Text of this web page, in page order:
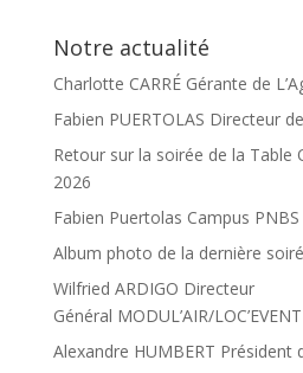
Notre actualité
Charlotte CARRÉ Gérante de
Fabien PUERTOLAS Directeur
Retour sur la soirée de la Table
2026
Fabien Puertolas Campus
Album photo de la dernière
Wilfried ARDIGO Directeur
Général MODUL’AIR/LOC’EVENT
Alexandre HUMBERT Président